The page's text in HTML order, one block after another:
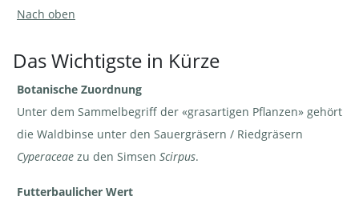
Waldbinse -
sylvaticus | ©
e-pics
M.Baltisberger
Waldbinse - Scirpus
sylvaticus | © e-pics
M.Baltisberger
Nach oben
Das Wichtigste in Kürze
Botanische Zuordnung
Unter dem Sammelbegriff der «grasartigen Pflanzen» gehört
die Waldbinse unter den Sauergräsern / Riedgräsern
Cyperaceae zu den Simsen Scirpus.
Futterbaulicher Wert